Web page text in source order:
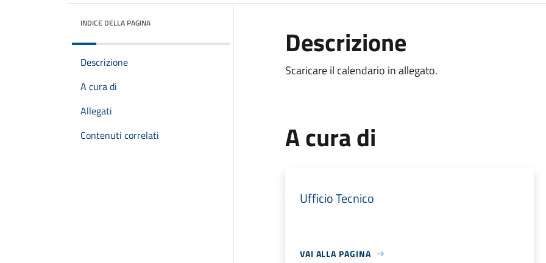
INDICE DELLA PAGINA
Descrizione
A cura di
Allegati
Contenuti correlati
Descrizione
Scaricare il calendario in allegato.
A cura di
Ufficio Tecnico
VAI ALLA PAGINA